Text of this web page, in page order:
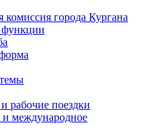
комиссия города Кургана
функции
рабочие поездки
и международное